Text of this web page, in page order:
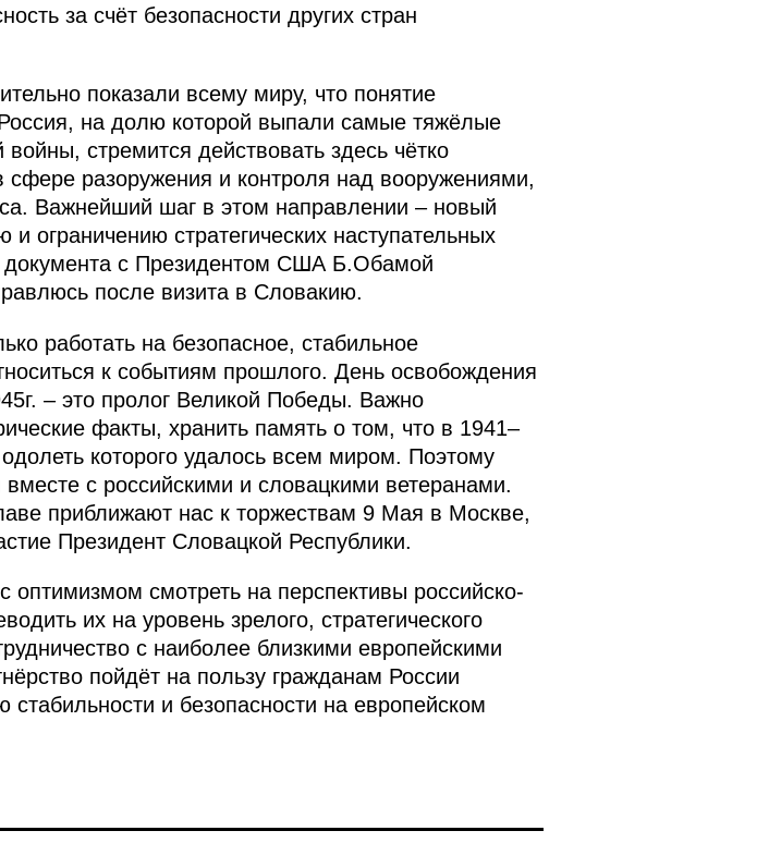
за счёт безопасности других стран
показали всему миру, что понятие
на долю которой выпали самые тяжёлые
стремится действовать здесь чётко
разоружения и контроля над вооружениями,
Важнейший шаг в этом направлении – новый
ограничению стратегических наступательных
документа с Президентом США Б.Обамой
после визита в Словакию.
работать на безопасное, стабильное
к событиям прошлого. День освобождения
– это пролог Великой Победы. Важно
факты, хранить память о том, что в 1941–
которого удалось всем миром. Поэтому
с российскими и словацкими ветеранами.
приближают нас к торжествам 9 Мая в Москве,
Президент Словацкой Республики.
оптимизмом смотреть на перспективы российско-
их на уровень зрелого, стратегического
с наиболее близкими европейскими
пойдёт на пользу гражданам России
и безопасности на европейском